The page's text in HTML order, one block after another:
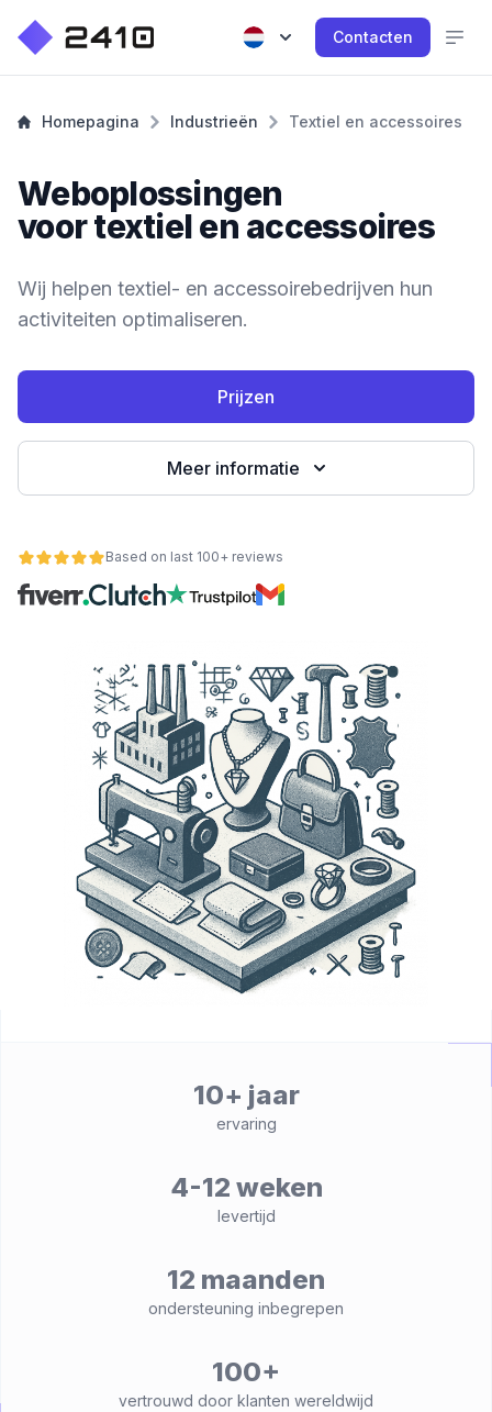
Contacten
Homepagina Industrieën Textiel en accessoires
Weboplossingen
voor textiel en accessoires
Wij helpen textiel- en accessoirebedrijven hun
activiteiten optimaliseren.
Prijzen
Meer informatie
Based on last 100+ reviews
10+ jaar
ervaring
4-12 weken
levertijd
12 maanden
ondersteuning inbegrepen
100+
vertrouwd door klanten wereldwijd